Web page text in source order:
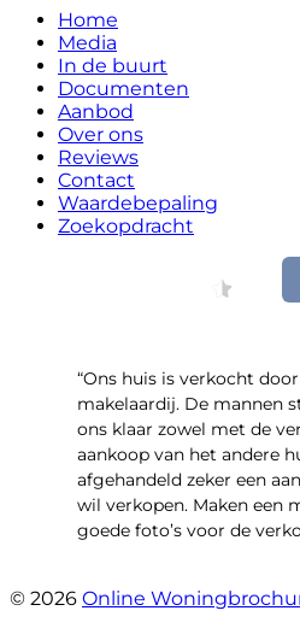
Home
Media
In de buurt
Documenten
Aanbod
Over ons
Reviews
Contact
Waardebepaling
Zoekopdracht
“Ons huis is verkocht
makelaardij. De mannen
ons klaar zowel met de
aankoop van het andere
afgehandeld zeker een
wil verkopen. Maken een
goede foto’s voor de
© 2026 Online